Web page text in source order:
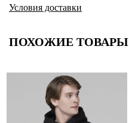
Условия доставки
ПОХОЖИЕ ТОВАРЫ